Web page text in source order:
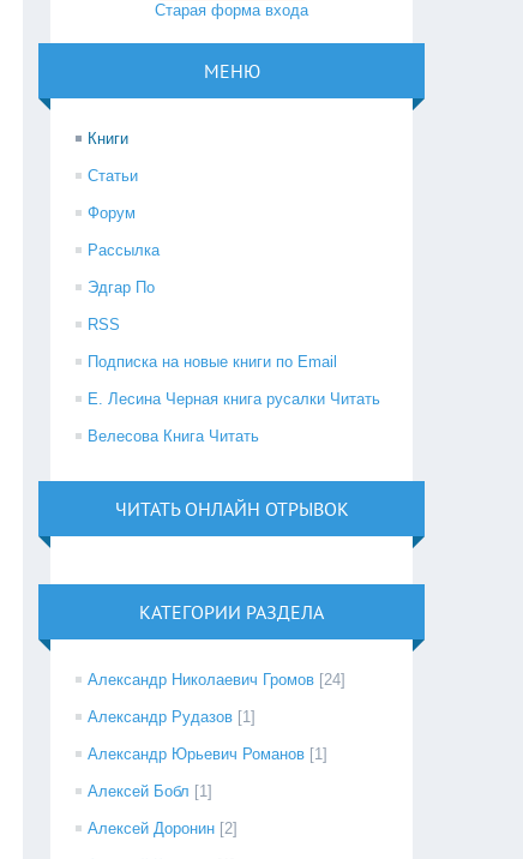
Старая форма входа
МЕНЮ
Книги
Статьи
Форум
Рассылка
Эдгар По
RSS
Подписка на новые книги по Email
Е. Лесина Черная книга русалки Читать
Велесова Книга Читать
ЧИТАТЬ ОНЛАЙН ОТРЫВОК
КАТЕГОРИИ РАЗДЕЛА
Александр Николаевич Громов [24]
Александр Рудазов [1]
Александр Юрьевич Романов [1]
Алексей Бобл [1]
Алексей Доронин [2]